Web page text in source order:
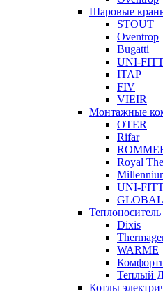
Шаровые
STOUT
Oventrop
Bugatti
UNI-
ITAP
FIV
VIEIR
Монтажные
OTER
Rifar
Royal
UNI-
GLOBAL
Dixis
WARME
Теплый
Котлы